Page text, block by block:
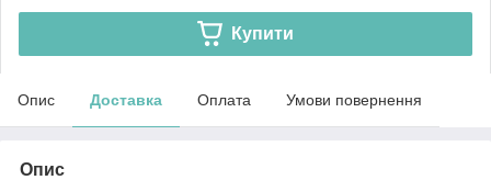
Купити
Опис Доставка Оплата Умови повернення
Опис